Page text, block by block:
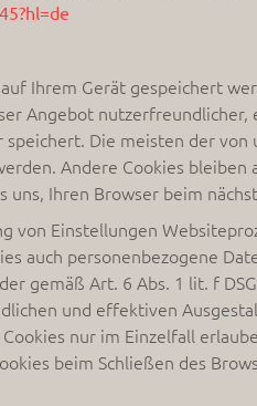
Ihrem Gerät gespeichert
Angebot
Die meisten der
Andere Cookies
Ihren Browser beim
von Einstellungen
auch personenbezogene
gemäß Art. 6 Abs. 1 lit. f
und effektiven
nur im Einzelfall
beim Schließen des